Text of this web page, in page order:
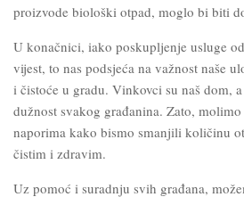
proizvode biološki otpad, moglo bi biti
U konačnici, iako poskupljenje usluge
vijest, to nas podsjeća na važnost naše
i čistoće u gradu. Vinkovci su naš dom,
dužnost svakog građanina. Zato,
naporima kako bismo smanjili količinu
čistim i zdravim.
Uz pomoć i suradnju svih građana,